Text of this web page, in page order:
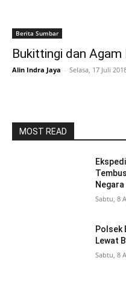
Berita Sumbar
Bukittingi dan Agam
Alin Indra Jaya - Selasa, 17 Juli
MOST READ
Negara
Sabtu, 8
Polsek
Lewat
Sabtu, 8